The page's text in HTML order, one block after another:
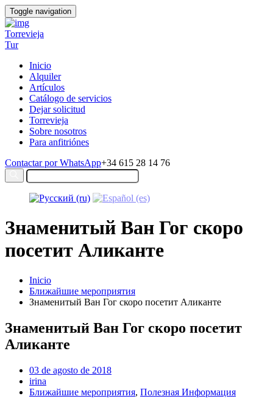
Toggle navigation
Torrevieja
Tur
Inicio
Alquiler
Artículos
Catálogo de servicios
Dejar solicitud
Torrevieja
Sobre nosotros
Para anfitriónes
Contactar por WhatsApp+34 615 28 14 76
Знаменитый Ван Гог скоро
посетит Аликанте
Inicio
Ближайшие мероприятия
Знаменитый Ван Гог скоро посетит Аликанте
Знаменитый Ван Гог скоро посетит
Аликанте
03 de agosto de 2018
irina
Ближайшие мероприятия, Полезная Информация